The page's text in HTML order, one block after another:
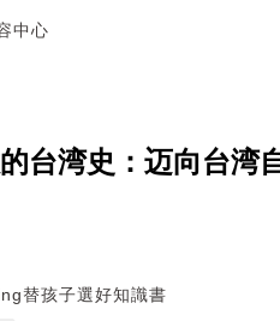
中心
台湾史：迈向台湾
替孩子選好知識書